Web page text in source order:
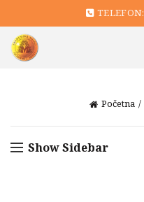
TELEFON:
Početna
Show Sidebar